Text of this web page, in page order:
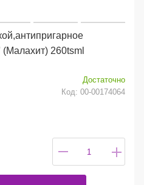
260tsml
Достаточно
Код: 00-00174064